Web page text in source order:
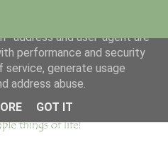
to deliver its services
address and user-agent are
performance and security
generate usage
address abuse.
GOT IT